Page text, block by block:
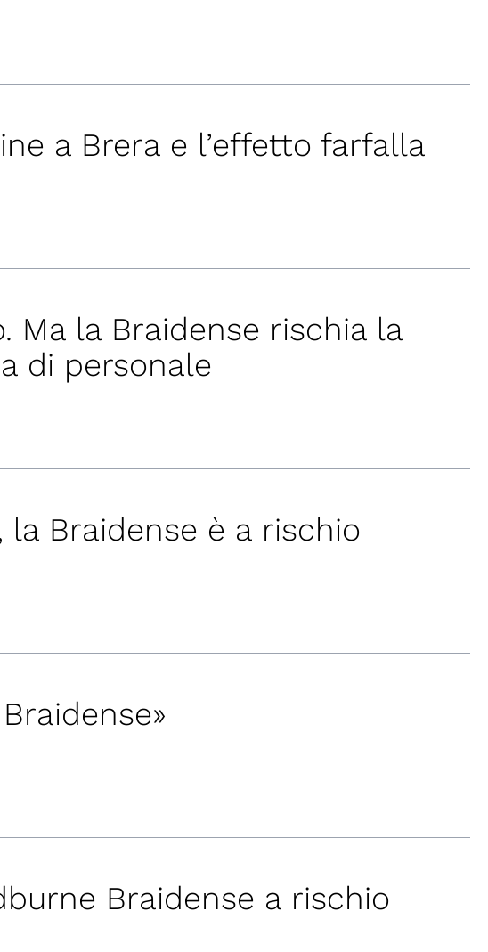
a Brera e l’effetto farfalla
Ma la Braidense rischia la
di personale
Braidense è a rischio
Braidense a rischio